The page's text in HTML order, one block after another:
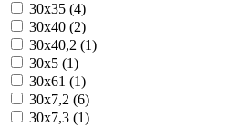
30x35 (4)
30x40 (2)
30x40,2 (1)
30x5 (1)
30x61 (1)
30x7,2 (6)
30x7,3 (1)